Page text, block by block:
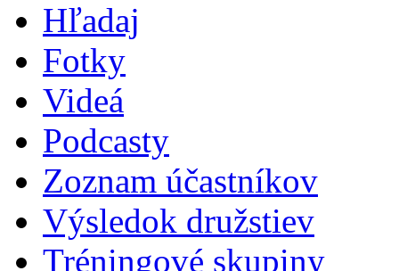
Hľadaj
Fotky
Videá
Podcasty
Zoznam účastníkov
Výsledok družstiev
Tréningové skupiny